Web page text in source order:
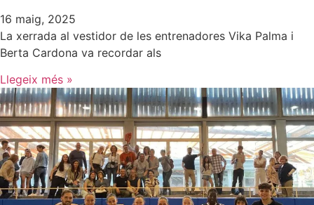
16 maig, 2025
La xerrada al vestidor de les entrenadores Vika Palma i
Berta Cardona va recordar als
Llegeix més »